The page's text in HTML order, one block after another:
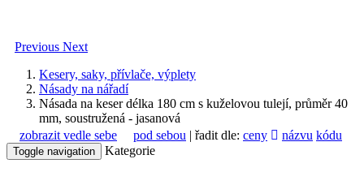
Previous Next
Kesery, saky, přívlače, výplety
Násady na nářadí
Násada na keser délka 180 cm s kuželovou tulejí, průměr 40
mm, soustružená - jasanová
zobrazit vedle sebe
pod sebou | řadit dle: ceny názvu kódu
Toggle navigation Kategorie